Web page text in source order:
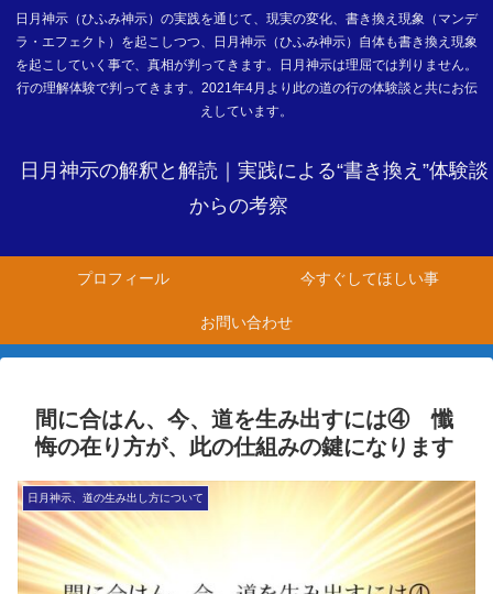
日月神示（ひふみ神示）の実践を通じて、現実の変化、書き換え現象（マンデ
ラ・エフェクト）を起こしつつ、日月神示（ひふみ神示）自体も書き換え現象
を起こしていく事で、真相が判ってきます。日月神示は理屈では判りません。
行の理解体験で判ってきます。2021年4月より此の道の行の体験談と共にお伝
えしています。
日月神示の解釈と解読｜実践による“書き換え”体験談
からの考察
プロフィール 今すぐしてほしい事
お問い合わせ
間に合はん、今、道を生み出すには④ 懺
悔の在り方が、此の仕組みの鍵になります
日月神示、道の生み出し方について